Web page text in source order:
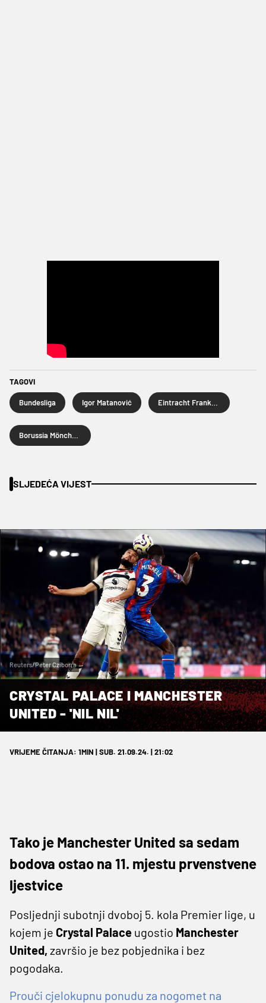
TAGOVI
Bundesliga Igor Matanović
SLJEDEĆA VIJEST
Reuters/Peter Cziborra
CRYSTAL PALACE I MANCHESTER
UNITED - 'NIL NIL'
VRIJEME ČITANJA: 1MIN | SUB. 21.09.24. | 21:02
Tako je Manchester United sa sedam
bodova ostao na 11. mjestu prvenstvene
ljestvice
Posljednji subotnji dvoboj 5. kola Premier lige, u
kojem je Crystal Palace ugostio Manchester
United, završio je bez pobjednika i bez
pogodaka.
Prouči cjelokupnu ponudu za nogomet na